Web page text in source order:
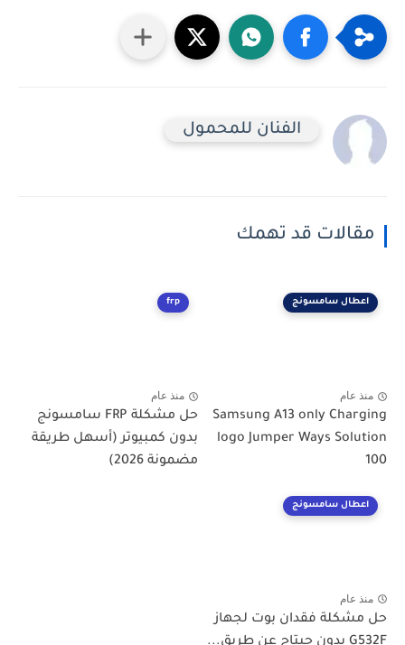
الفنان للمحمول
مقالات قد تهمك
اعطال سامسونج
منذ عام
Samsung A13 only Charging
logo Jumper Ways Solution
100
frp
منذ عام
حل مشكلة FRP سامسونج
بدون كمبيوتر (أسهل طريقة
مضمونة 2026)
اعطال سامسونج
منذ عام
حل مشكلة فقدان بوت لجهاز